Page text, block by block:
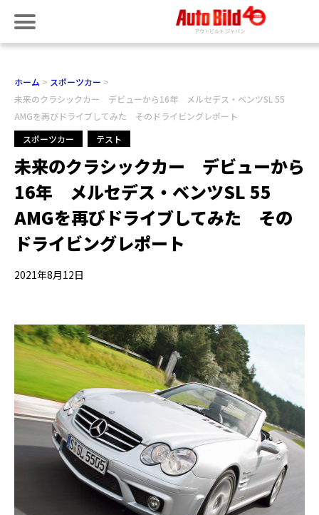
ホーム
スポーツカー
未来のクラシックカー デビューから16年 メルセデス・ベンツSL 55
AMGを再びドライブしてみた そのドライビングレポート
スポーツカー
テスト
未来のクラシックカー デビューから
16年 メルセデス・ベンツSL 55
AMGを再びドライブしてみた その
ドライビングレポート
2021年8月12日